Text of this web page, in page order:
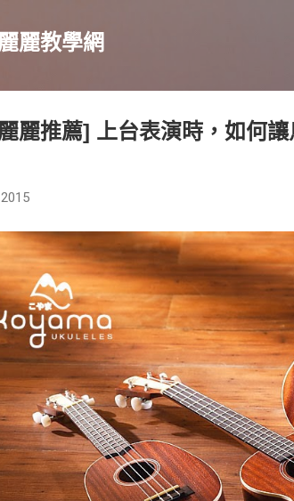
麗教學網
麗推薦] 上台表演時，如何